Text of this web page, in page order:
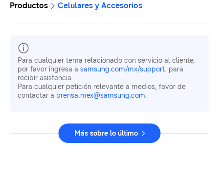
Productos Celulares y Accesorios
Para cualquier tema relacionado con servicio al cliente,
por favor ingresa a samsung.com/mx/support. para
recibir asistencia.
Para cualquier petición relevante a medios, favor de
contactar a prensa.mex@samsung.com.
Más sobre lo último